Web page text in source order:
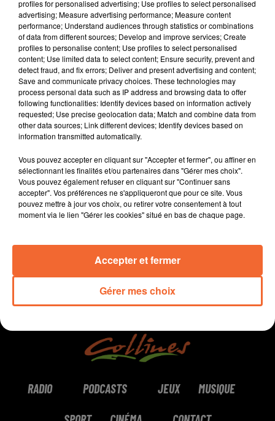
18 mars 2025 - 10 min 11 sec
DONNER DE SOI C'EST SI BIEN QUE ÇA ?
David Puaud
La voie(x) d'Alban
Tous les 15 jours le mardi, Alban nous donne des
conseils et nous amène son énergie positive.
Alban est coach et formateur au sein d'Artic
Coaching à Bressuire.
0:00 10 min 11 sec
RADIO PODCASTS JEUX MUSIQUE
profiles for personalised advertising; Use profiles to select personalised
advertising; Measure advertising performance; Measure content
performance; Understand audiences through statistics or combinations
of data from different sources; Develop and improve services; Create
profiles to personalise content; Use profiles to select personalised
content; Use limited data to select content; Ensure security, prevent and
detect fraud, and fix errors; Deliver and present advertising and content;
Save and communicate privacy choices. These technologies may
process personal data such as IP address and browsing data to offer
following functionalities: Identify devices based on information actively
requested; Use precise geolocation data; Match and combine data from
other data sources; Link different devices; Identify devices based on
information transmitted automatically.
Vous pouvez accepter en cliquant sur "Accepter et fermer", ou affiner en
sélectionnant les finalités et/ou partenaires dans "Gérer mes choix".
Vous pouvez également refuser en cliquant sur "Continuer sans
accepter". Vos préférences ne s'appliqueront que pour ce site. Vous
pouvez mettre à jour vos choix, ou retirer votre consentement à tout
moment via le lien "Gérer les cookies" situé en bas de chaque page.
Gérer mes choix
Accepter et fermer